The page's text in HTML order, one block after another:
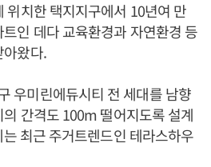
위치한 택지지구에서 10년여 만
인 데다 교육환경과 자연환경 등
아왔다.
우미린에듀시티 전 세대를 남향
간격도 100m 떨어지도록 설계
최근 주거트렌드인 테라스하우